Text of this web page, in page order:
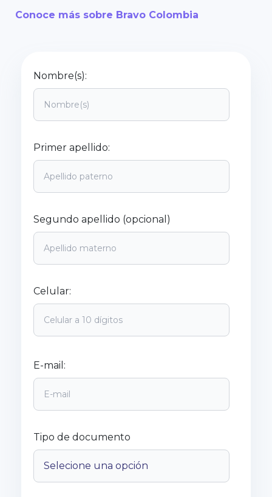
Conoce más sobre Bravo Colombia
Nombre(s):
Primer apellido:
Segundo apellido (opcional)
Celular:
E-mail:
Tipo de documento